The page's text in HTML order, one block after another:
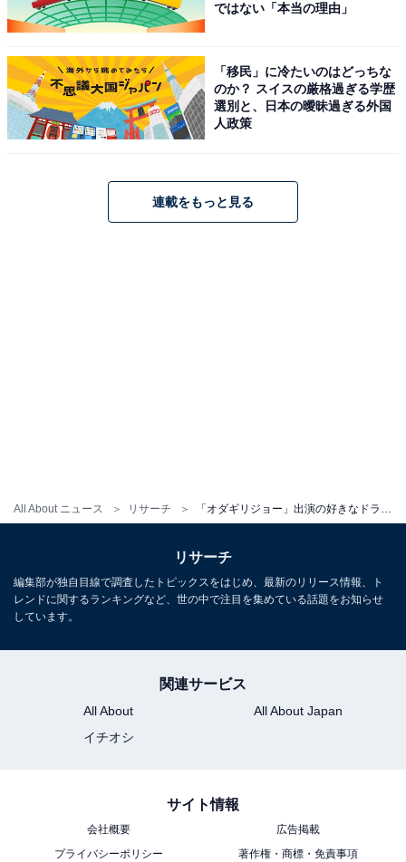
All About ニュース リサーチ
回答者からは「オダジョーといえば時効警察のシュール
だから、麻生久美子との掛け合いが良い」「キャラクタ
ーに合っていた」などの声が聞かれました。
『カムカムエヴリバディ』（出典：Amazon ）
ではない「本当の理由」
「移民」に冷たいのはどっちな
のか？ スイスの厳格過ぎる学歴
選別と、日本の曖昧過ぎる外国
人政策
連載をもっと見る
リサーチ
編集部が独自目線で調査したトピックスをはじめ、最新のリリース情報、ト
レンドに関するランキングなど、世の中で注目を集めている話題をお知らせ
しています。
関連サービス
All About
All About Japan
イチオシ
サイト情報
会社概要
広告掲載
プライバシーポリシー
著作権・商標・免責事項